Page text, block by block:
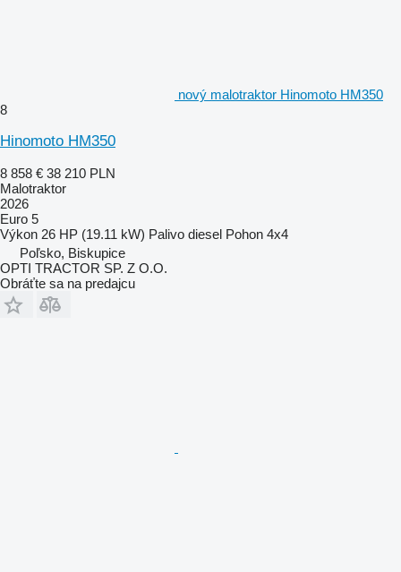
nový malotraktor Hinomoto HM350
8
Hinomoto HM350
8 858 € 38 210 PLN
Malotraktor
2026
Euro 5
Výkon 26 HP (19.11 kW) Palivo diesel Pohon 4x4
Poľsko, Biskupice
OPTI TRACTOR SP. Z O.O.
Obráťte sa na predajcu